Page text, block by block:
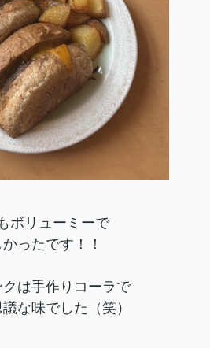
ボリューミーで
ったです！！
は手作りコーラで
な味でした（笑）